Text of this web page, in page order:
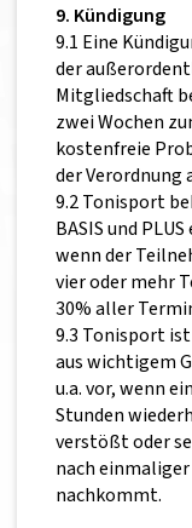
9. Kündigung
9.1 Eine
der
Mitgliedschaft
zwei Wochen
kostenfreie
der Verordnung
9.2 Tonisport
BASIS und
wenn der
vier oder mehr
30% aller
9.3 Tonisport
aus wichtigem
u.a. vor, wenn
Stunden
verstößt oder
nach
nachkommt.